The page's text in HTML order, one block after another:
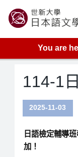
content
世新大學教學單位
You are
114-1
2025-11-03
日語檢定輔導
加！